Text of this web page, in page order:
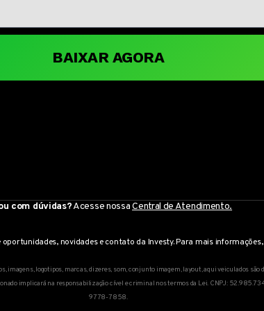
BAIXAR AGORA
com dúvidas?Acesse nossaCentral de Atendimento.
novidades e contato da Investy. Para mais
imagens, logotipos, marcas, dizeres, som, conjunto imagem, layout, aqui veiculados
implicará na responsabilização cível e criminal nos termos da Lei. CNPJ:
9778-7858.